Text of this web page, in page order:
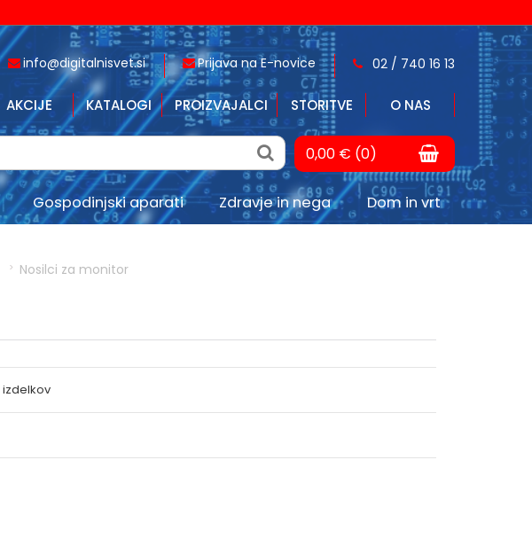
info@digitalnisvet.si Prijava na E-novice 02 / 740 16 13
AKCIJE KATALOGI PROIZVAJALCI STORITVE O NAS
0,00 € (0)
Gospodinjski aparati Zdravje in nega Dom in vrt
Nosilci za monitor
izdelkov